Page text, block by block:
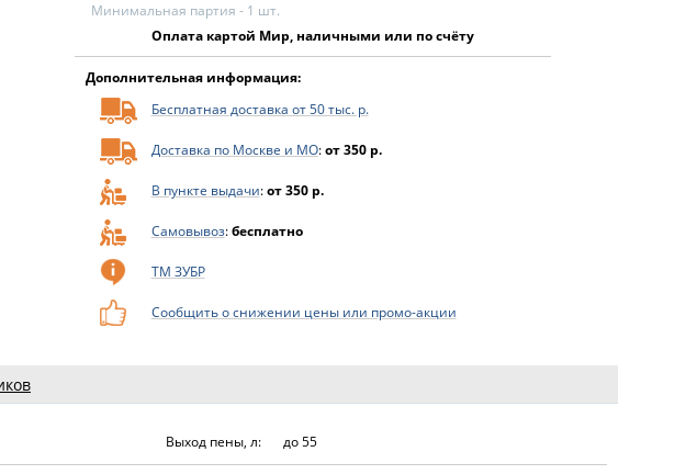
Минимальная партия - 1 шт.
Оплата картой Мир, наличными или по счёту
Дополнительная информация:
Бесплатная доставка от 50 тыс. р.
Доставка по Москве и МО:от 350 р.
В пункте выдачи:от 350 р.
Самовывоз:бесплатно
ТМ ЗУБР
Сообщить о снижении цены или промо-акции
Выход пены, л: до 55